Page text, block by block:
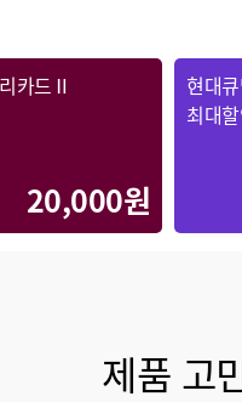
카드Ⅱ
20,000원
현대
최대
제품 고